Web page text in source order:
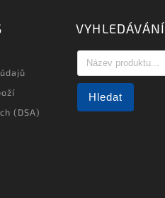
(DSA)
VYHLEDÁVÁNÍ
Hledat